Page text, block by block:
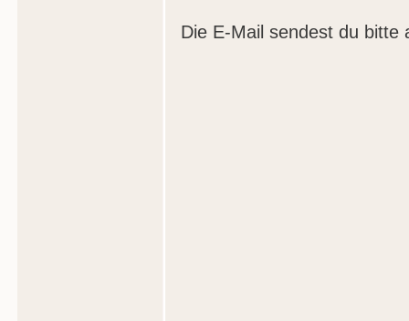
Die E-Mail sendest du bitte